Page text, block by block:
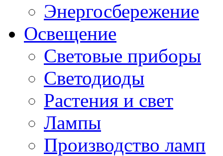
Энергосбережение
Освещение
Световые приборы
Светодиоды
Растения и свет
Лампы
Производство ламп